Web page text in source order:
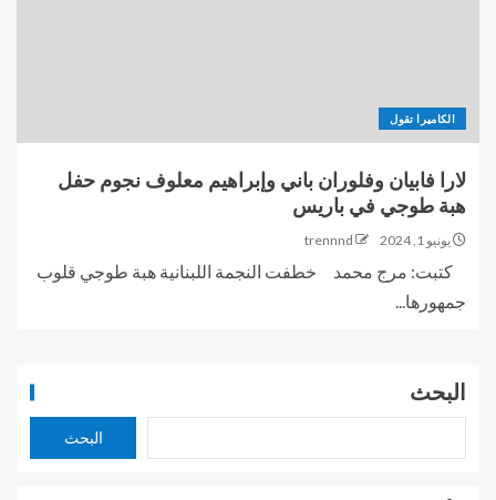
الكاميرا تقول
لارا فابيان وفلوران باني وإبراهيم معلوف نجوم حفل
هبة طوجي في باريس
يونيو 1, 2024 trennnd
كتبت: مرج محمد خطفت النجمة اللبنانية هبة طوجي قلوب
جمهورها...
البحث
البحث